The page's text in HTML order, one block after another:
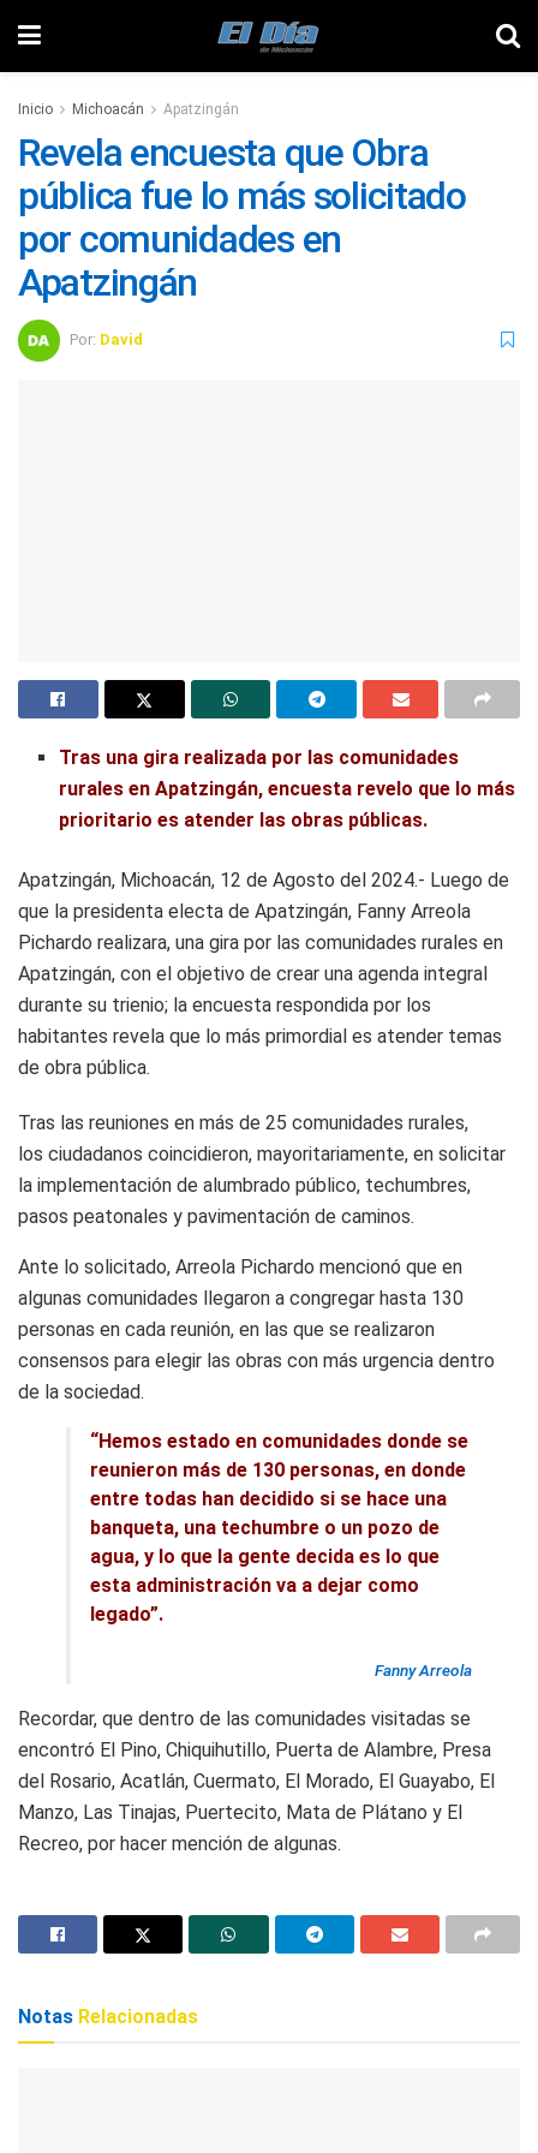
Inicio Michoacán Apatzingán
Revela encuesta que Obra
pública fue lo más solicitado
por comunidades en
Apatzingán
Por: David
Tras una gira realizada por las comunidades
rurales en Apatzingán, encuesta revelo que lo más
prioritario es atender las obras públicas.
Apatzingán, Michoacán, 12 de Agosto del 2024.- Luego de
que la presidenta electa de Apatzingán, Fanny Arreola
Pichardo realizara, una gira por las comunidades rurales en
Apatzingán, con el objetivo de crear una agenda integral
durante su trienio; la encuesta respondida por los
habitantes revela que lo más primordial es atender temas
de obra pública.
Tras las reuniones en más de 25 comunidades rurales,
los ciudadanos coincidieron, mayoritariamente, en solicitar
la implementación de alumbrado público, techumbres,
pasos peatonales y pavimentación de caminos.
Ante lo solicitado, Arreola Pichardo mencionó que en
algunas comunidades llegaron a congregar hasta 130
personas en cada reunión, en las que se realizaron
consensos para elegir las obras con más urgencia dentro
de la sociedad.
“Hemos estado en comunidades donde se
reunieron más de 130 personas, en donde
entre todas han decidido si se hace una
banqueta, una techumbre o un pozo de
agua, y lo que la gente decida es lo que
esta administración va a dejar como
legado”.
Fanny Arreola
Recordar, que dentro de las comunidades visitadas se
encontró El Pino, Chiquihutillo, Puerta de Alambre, Presa
del Rosario, Acatlán, Cuermato, El Morado, El Guayabo, El
Manzo, Las Tinajas, Puertecito, Mata de Plátano y El
Recreo, por hacer mención de algunas.
Notas Relacionadas